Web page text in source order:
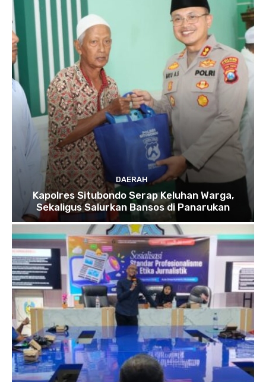
DAERAH
Kapolres Situbondo Serap Keluhan Warga,
Sekaligus Salurkan Bansos di Panarukan